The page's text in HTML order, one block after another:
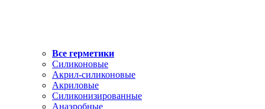
Все герметики
Силиконовые
Акрил-силиконовые
Акриловые
Силиконизированные
Анаэробные